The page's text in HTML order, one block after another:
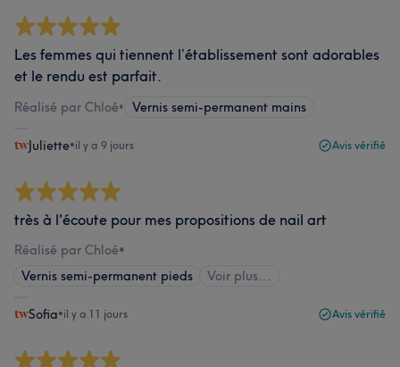
Les femmes qui tiennent l’établissement sont adorables
et le rendu est parfait.
Réalisé par Chloé• Vernis semi-permanent mains
Juliette•il y a 9 jours Avis vérifié
très à l'écoute pour mes propositions de nail art
Réalisé par Chloé•
Vernis semi-permanent pieds
Voir plus...
Sofia•il y a 11 jours Avis vérifié